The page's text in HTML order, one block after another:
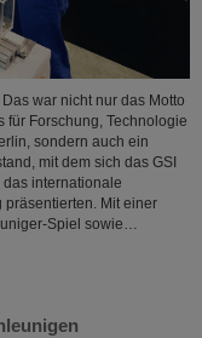
war nicht nur das Motto
für Forschung, Technologie
sondern auch ein
mit dem sich das GSI
internationale
präsentierten. Mit einer
Spiel sowie…